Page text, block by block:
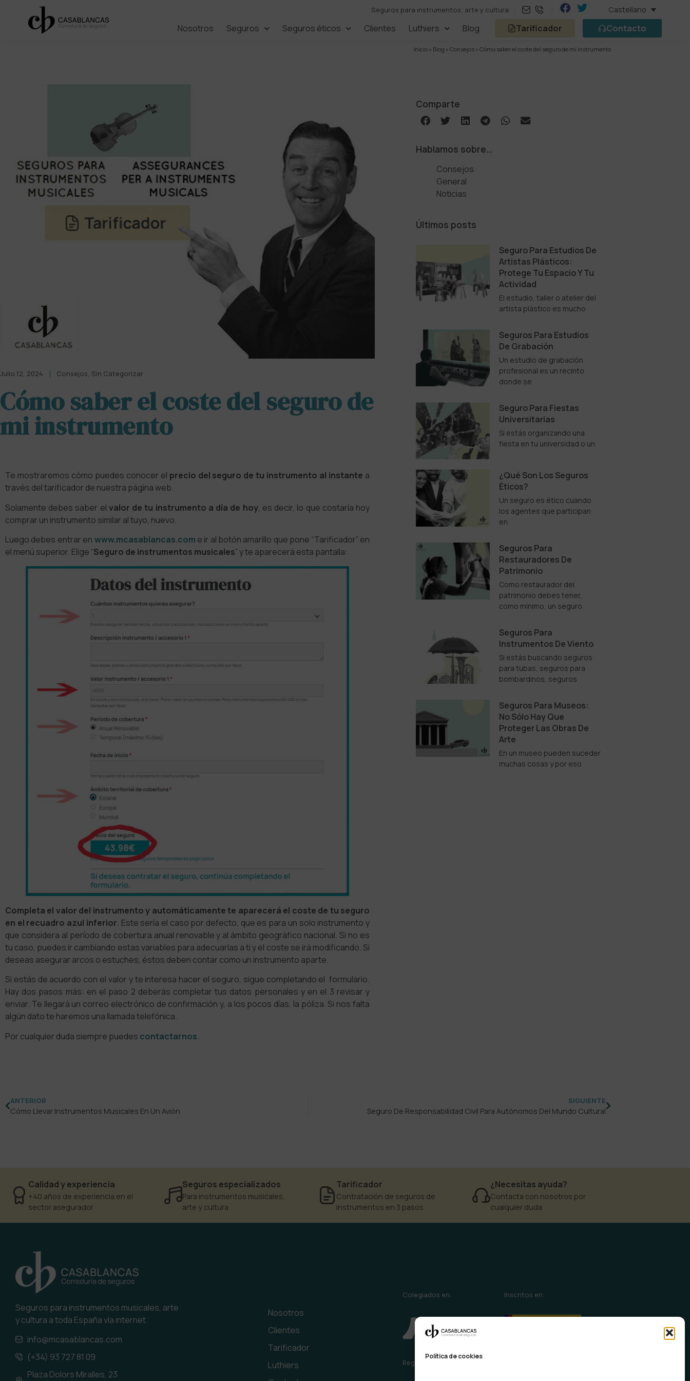
Política de cookies
Seguros para instrumentos, arte y cultura Castellano
Nosotros Seguros Seguros éticos Clientes Luthiers Blog Tarificador Contacto
Inicio » Blog » Consejos » Cómo saber el coste del seguro de mi instrumento
Julio 12, 2024 Consejos, Sin Categorizar
Cómo saber el coste del seguro de
mi instrumento
Te mostraremos cómo puedes conocer el precio del seguro de tu instrumento al instante a
través del tarificador de nuestra página web.
Solamente debes saber el valor de tu instrumento a día de hoy, es decir, lo que costaría hoy
comprar un instrumento similar al tuyo, nuevo.
Luego debes entrar en www.mcasablancas.com e ir al botón amarillo que pone “Tarificador” en
el menú superior. Elige “Seguro de instrumentos musicales” y te aparecerá esta pantalla:
Completa el valor del instrumento y automáticamente te aparecerá el coste de tu seguro
en el recuadro azul inferior. Este sería el caso por defecto, que es para un solo instrumento y
que considera al período de cobertura anual renovable y al ámbito geográfico nacional. Si no es
tu caso, puedes ir cambiando estas variables para adecuarlas a ti y el coste se irá modificando. Si
deseas asegurar arcos o estuches, éstos deben contar como un instrumento aparte.
Si estás de acuerdo con el valor y te interesa hacer el seguro, sigue completando el formulario.
Hay dos pasos más: en el paso 2 deberás completar tus datos personales y en el 3 revisar y
enviar. Te llegará un correo electrónico de confirmación y, a los pocos días, la póliza. Si nos falta
algún dato te haremos una llamada telefónica.
Por cualquier duda siempre puedes contactarnos.
Comparte
Hablamos sobre…
Consejos
General
Noticias
Últimos posts
Seguro Para Estudios De
Artistas Plásticos:
Protege Tu Espacio Y Tu
Actividad
El estudio, taller o atelier del
artista plástico es mucho
Seguros Para Estudios
De Grabación
Un estudio de grabación
profesional es un recinto
donde se
Seguro Para Fiestas
Universitarias
Si estás organizando una
fiesta en tu universidad o un
¿Qué Son Los Seguros
Éticos?
Un seguro es ético cuando
los agentes que participan
en
Seguros Para
Restauradores De
Patrimonio
Como restaurador del
patrimonio debes tener,
como mínimo, un seguro
Seguros Para
Instrumentos De Viento
Si estás buscando seguros
para tubas, seguros para
bombardinos, seguros
Seguros Para Museos:
No Sólo Hay Que
Proteger Las Obras De
Arte
En un museo pueden suceder
muchas cosas y por eso
ANTERIOR
Cómo Llevar Instrumentos Musicales En Un Avión
SIGUIENTE
Seguro De Responsabilidad Civil Para Autónomos Del Mundo Cultural
Calidad y experiencia
+40 años de experiencia en el
sector asegurador
Seguros especializados
Para instrumentos musicales,
arte y cultura
Tarificador
Contratación de seguros de
instrumentos en 3 pasos
¿Necesitas ayuda?
Contacta con nosotros por
cualquier duda
Seguros para instrumentos musicales, arte
y cultura a toda España vía internet.
info@mcasablancas.com
(+34) 93 727 81 09
Plaza Dolors Miralles, 23
Nosotros
Clientes
Tarificador
Luthiers
Colegiados en: Inscritos en:
Registrados en: